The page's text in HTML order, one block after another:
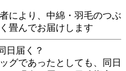
により、中綿・羽毛のつぶ
畳んでお届けします
日届く？
グであったとしても、同日